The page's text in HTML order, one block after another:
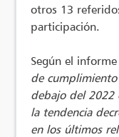
otros 13
participación.
Según el
de
debajo del 2022
la tendencia
en los últimos